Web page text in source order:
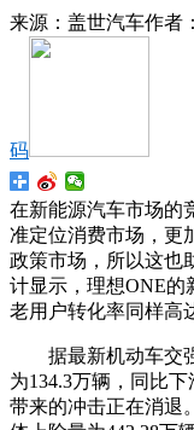
来源： 盖世汽车作者：
码
在新能源汽车市场的
准定位消费市场，更
政策市场，所以这也
计显示，理想ONE的
老用户转化率同样高
据最新机动车交
为134.3万辆，同比
带来的冲击正在消退